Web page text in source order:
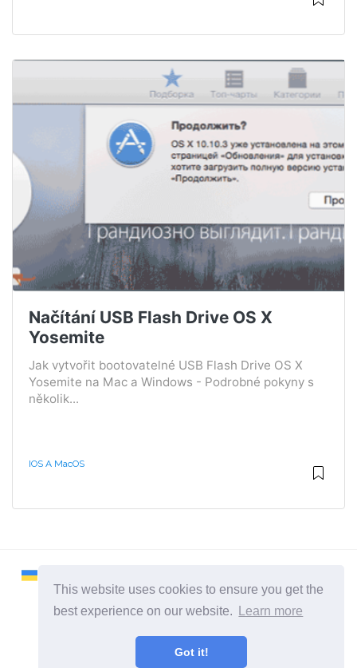
This website uses cookies to ensure you get the
best experience on our website.
Learn more
Got it!
Načítání USB Flash Drive OS X
Yosemite
Jak vytvořit bootovatelné USB Flash Drive OS X
Yosemite na Mac a Windows - Podrobné pokyny s
několik...
IOS A MacOS
2026 ©Remontcompa
Všechny kategorie